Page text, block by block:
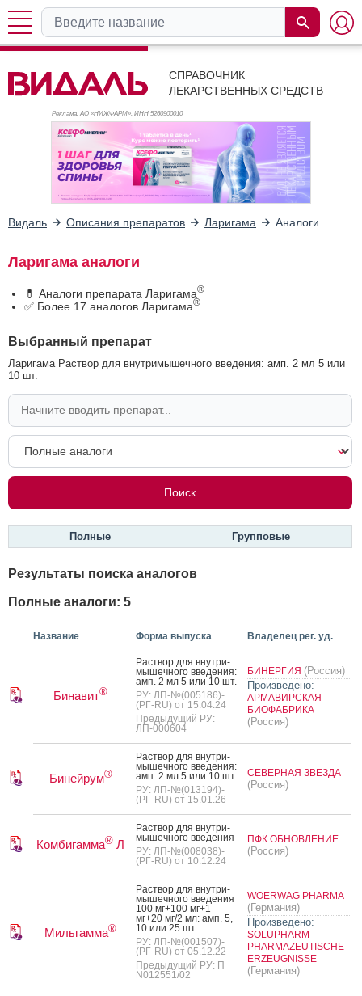
СПРАВОЧНИК
ЛЕКАРСТВЕННЫХ СРЕДСТВ
Реклама. АО «НИЖФАРМ», ИНН 5260900010
Видаль Описания препаратов Ларигама Аналоги
Ларигама аналоги
💊 Аналоги препарата Ларигама®
✅ Более 17 аналогов Ларигама®
Выбранный препарат
Ларигама Раствор для внутримышечного введения: амп. 2 мл 5 или
10 шт.
Полные Групповые
Результаты поиска аналогов
Полные аналоги: 5
Название Форма выпуска Владелец рег. уд.
Бинавит®
Рас­твор для внут­ри­
мышеч­но­го вве­дения:
амп. 2 мл 5 или 10 шт.
РУ: ЛП-№(005186)-
(РГ-RU) от 15.04.24
Предыдущий РУ:
ЛП-000604
БИНЕРГИЯ (Россия)
Произведено:
АРМАВИРСКАЯ
БИОФАБРИКА
(Россия)
Бинейрум®
Рас­твор для внут­ри­
мышеч­но­го вве­дения:
амп. 2 мл 5 или 10 шт.
РУ: ЛП-№(013194)-
(РГ-RU) от 15.01.26
СЕВЕРНАЯ ЗВЕЗДА
(Россия)
Комбигамма® Л
Рас­твор для внут­ри­
мышеч­но­го вве­дения
РУ: ЛП-№(008038)-
(РГ-RU) от 10.12.24
ПФК ОБНОВЛЕНИЕ
(Россия)
Мильгамма®
Рас­твор для внут­ри­
мышеч­но­го вве­дения
100 мг+100 мг+1
мг+20 мг/2 мл: амп. 5,
10 или 25 шт.
РУ: ЛП-№(001507)-
(РГ-RU) от 05.12.22
Предыдущий РУ: П
N012551/02
WOERWAG PHARMA
(Германия)
Произведено:
SOLUPHARM
PHARMAZEUTISCHE
ERZEUGNISSE
(Германия)